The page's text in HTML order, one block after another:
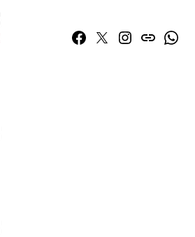
Facebook
TwitterInstagram
issuu